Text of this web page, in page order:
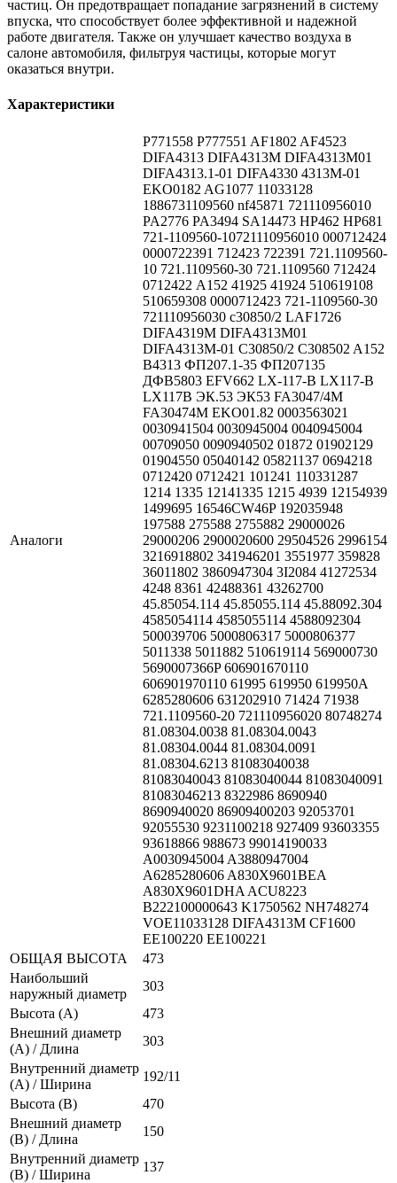
частиц. Он предотвращает попадание загрязнений в систему
впуска, что способствует более эффективной и надежной
работе двигателя. Также он улучшает качество воздуха в
салоне автомобиля, фильтруя частицы, которые могут
оказаться внутри.
Характеристики
Аналоги
P771558 P777551 AF1802 AF4523
DIFA4313 DIFA4313M DIFA4313М01
DIFA4313.1-01 DIFA4330 4313М-01
EKO0182 AG1077 11033128
1886731109560 nf45871 721110956010
PA2776 PA3494 SA14473 HP462 HP681
721-1109560-10721110956010 000712424
0000722391 712423 722391 721.1109560-
10 721.1109560-30 721.1109560 712424
0712422 А152 41925 41924 510619108
510659308 0000712423 721-1109560-30
721110956030 с30850/2 LAF1726
DIFA4319М DIFA4313M01
DIFA4313M-01 C30850/2 C308502 A152
B4313 ФП207.1-35 ФП207135
ДФВ5803 EFV662 LX-117-B LX117-B
LX117B ЭК.53 ЭК53 FA3047/4M
FA30474M EKO01.82 0003563021
0030941504 0030945004 0040945004
00709050 0090940502 01872 01902129
01904550 05040142 05821137 0694218
0712420 0712421 101241 110331287
1214 1335 12141335 1215 4939 12154939
1499695 16546CW46P 192035948
197588 275588 2755882 29000026
29000206 2900020600 29504526 2996154
3216918802 341946201 3551977 359828
36011802 3860947304 3I2084 41272534
4248 8361 42488361 43262700
45.85054.114 45.85055.114 45.88092.304
4585054114 4585055114 4588092304
500039706 5000806317 5000806377
5011338 5011882 510619114 569000730
5690007366P 606901670110
606901970110 61995 619950 619950A
6285280606 631202910 71424 71938
721.1109560-20 721110956020 80748274
81.08304.0038 81.08304.0043
81.08304.0044 81.08304.0091
81.08304.6213 81083040038
81083040043 81083040044 81083040091
81083046213 8322986 8690940
8690940020 86909400203 92053701
92055530 9231100218 927409 93603355
93618866 988673 99014190033
A0030945004 A3880947004
A6285280606 A830X9601BEA
A830X9601DHA ACU8223
B222100000643 K1750562 NH748274
VOE11033128 DIFA4313M CF1600
EE100220 EE100221
ОБЩАЯ ВЫСОТА
473
Наибольший
наружный диаметр
303
Высота (А)
473
Внешний диаметр
(А) / Длина
303
Внутренний диаметр
(А) / Ширина
192/11
Высота (В)
470
Внешний диаметр
(В) / Длина
150
Внутренний диаметр
(В) / Ширина
137